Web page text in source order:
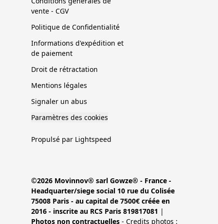
vente - CGV
Politique de Confidentialité
Informations d'expédition et
de paiement
Droit de rétractation
Mentions légales
Signaler un abus
Paramètres des cookies
Propulsé par Lightspeed
©2026 Movinnov® sarl Gowze® - France -
Headquarter/siege social 10 rue du Colisée
75008 Paris - au capital de 7500€ créée en
2016 - inscrite au RCS Paris 819817081 |
Photos non contractuelles - Credits photos :